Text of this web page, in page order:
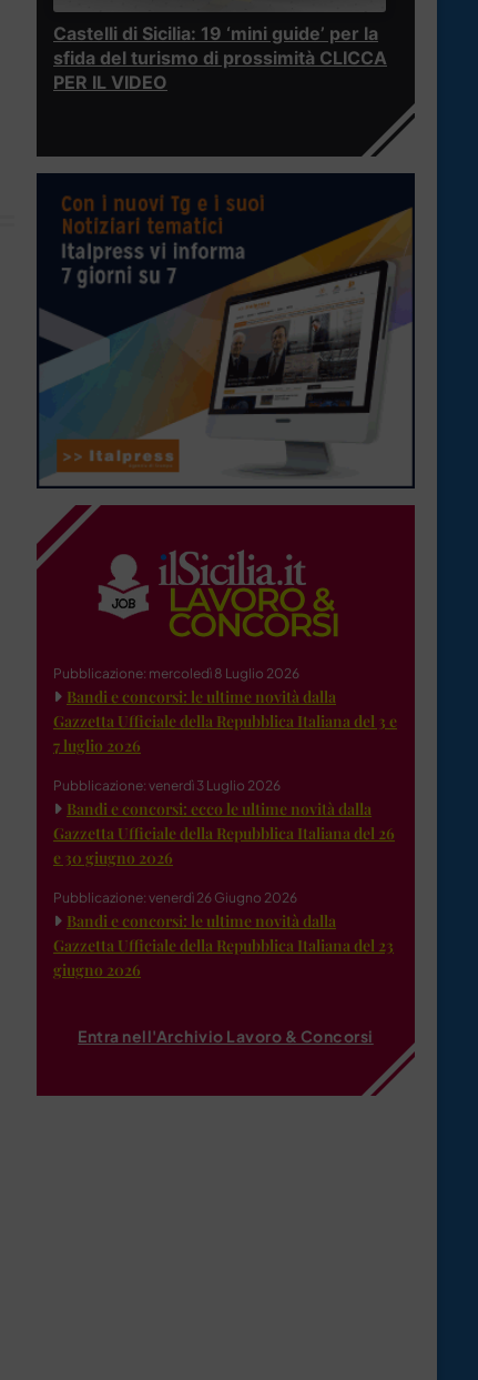
Castelli di Sicilia: 19 ‘mini guide’ per la
sfida del turismo di prossimità CLICCA
PER IL VIDEO
Pubblicazione: mercoledì 8 Luglio 2026
Bandi e concorsi: le ultime novità dalla
Gazzetta Ufficiale della Repubblica Italiana del 3 e
7 luglio 2026
Pubblicazione: venerdì 3 Luglio 2026
Bandi e concorsi: ecco le ultime novità dalla
Gazzetta Ufficiale della Repubblica Italiana del 26
e 30 giugno 2026
Pubblicazione: venerdì 26 Giugno 2026
Bandi e concorsi: le ultime novità dalla
Gazzetta Ufficiale della Repubblica Italiana del 23
giugno 2026
Entra nell'Archivio Lavoro & Concorsi